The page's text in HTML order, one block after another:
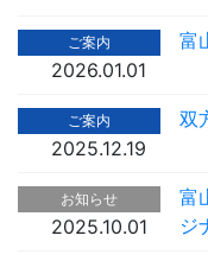
ご案内
2026.01.01
富
ご案内
2025.12.19
双
お知らせ
2025.10.01
富
ジ